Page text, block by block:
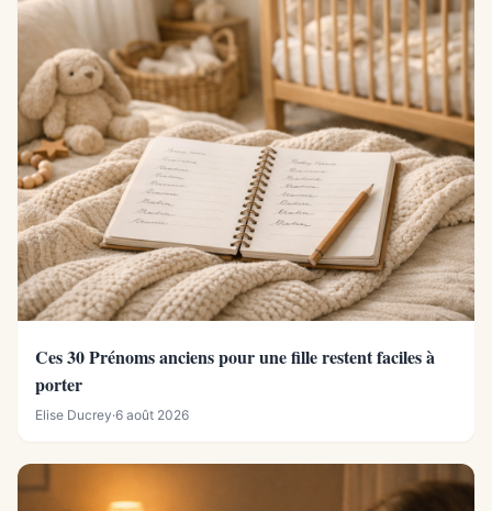
Ces 30 Prénoms anciens pour une fille restent faciles à
porter
Elise Ducrey·6 août 2026